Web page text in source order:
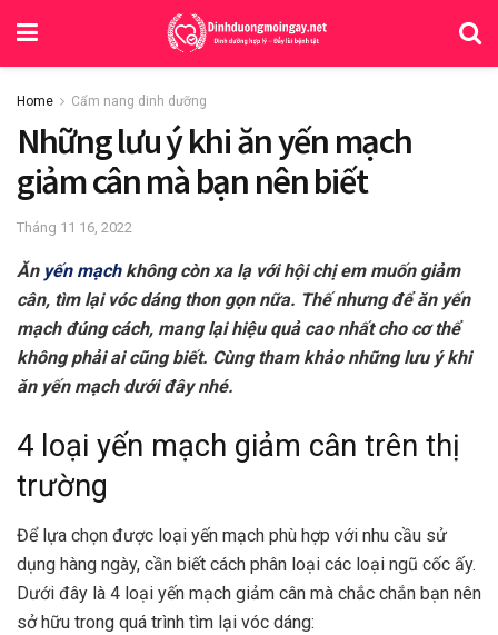
Home Cẩm nang dinh dưỡng
Những lưu ý khi ăn yến mạch
giảm cân mà bạn nên biết
Tháng 11 16, 2022
Ăn yến mạchkhông còn xa lạ với hội chị em muốn giảm
cân, tìm lại vóc dáng thon gọn nữa. Thế nhưng để ăn yến
mạch đúng cách, mang lại hiệu quả cao nhất cho cơ thể
không phải ai cũng biết. Cùng tham khảo những lưu ý khi
ăn yến mạch dưới đây nhé.
4 loại yến mạch giảm cân trên thị
trường
Để lựa chọn được loại yến mạch phù hợp với nhu cầu sử
dụng hàng ngày, cần biết cách phân loại các loại ngũ cốc ấy.
Dưới đây là 4 loại yến mạch giảm cân mà chắc chắn bạn nên
sở hữu trong quá trình tìm lại vóc dáng: